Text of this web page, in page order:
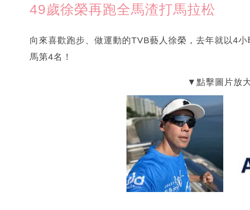
49歲徐榮再跑全馬渣打馬拉松
向來喜歡跑步、做運動的TVB藝人徐榮，去年就以4
馬第4名！